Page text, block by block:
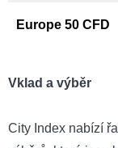
Europe 50 CFD
Vklad a výběr
City Index nabízí